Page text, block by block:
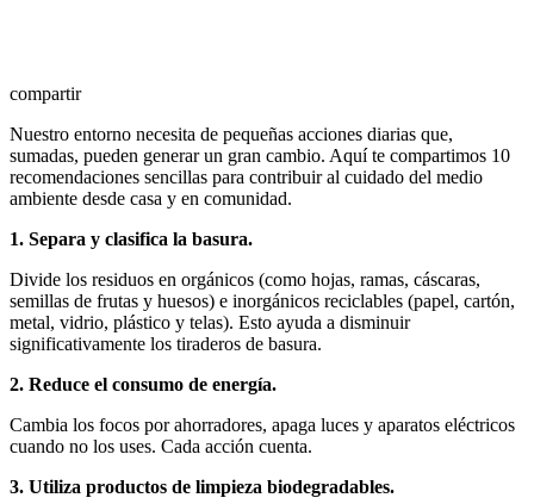
compartir
Nuestro entorno necesita de pequeñas acciones diarias que,
sumadas, pueden generar un gran cambio. Aquí te compartimos 10
recomendaciones sencillas para contribuir al cuidado del medio
ambiente desde casa y en comunidad.
1. Separa y clasifica la basura.
Divide los residuos en orgánicos (como hojas, ramas, cáscaras,
semillas de frutas y huesos) e inorgánicos reciclables (papel, cartón,
metal, vidrio, plástico y telas). Esto ayuda a disminuir
significativamente los tiraderos de basura.
2. Reduce el consumo de energía.
Cambia los focos por ahorradores, apaga luces y aparatos eléctricos
cuando no los uses. Cada acción cuenta.
3. Utiliza productos de limpieza biodegradables.